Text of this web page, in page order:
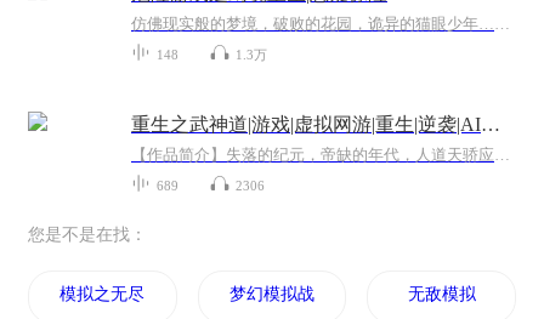
仿佛现实般的梦境，破败的花园，诡异的猫眼少年…声临其境的悬疑氛围，险象环生的故事情节，新晋女主播清爽的单播演绎，不可错过的听觉效果！
148 1.3万
重生之武神道|游戏|虚拟网游|重生|逆袭|AI多播
【作品简介】失落的纪元，帝缺的年代，人道天骄应运而出。带着130年的记忆回到过去。这一世，我，武天将扛起人族的旗帜，征战万界。【作者简介】断雪落【购买须知】1、本作品为付费有声书，前171集为免费试听，购买成功后，即可收听，可下载重复收听。2、...
689 2306
您是不是在找：
模拟之无尽空间 梦幻模拟战 无敌模拟